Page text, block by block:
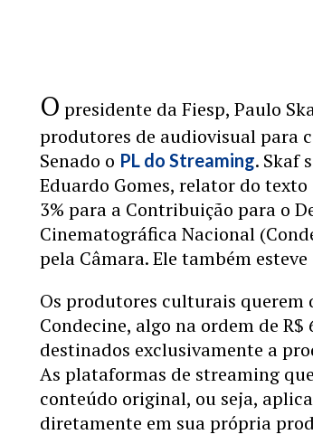
O presidente da Fiesp, Paulo
produtores de audiovisual para
Senado o PL do Streaming. Skaf
Eduardo Gomes, relator do
3% para a Contribuição para o
Cinematográfica Nacional
pela Câmara. Ele também
Os produtores culturais querem
Condecine, algo na ordem de
destinados exclusivamente a
As plataformas de streaming
conteúdo original, ou seja,
diretamente em sua própria